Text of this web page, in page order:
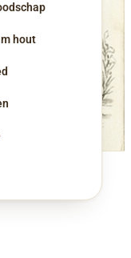
hout